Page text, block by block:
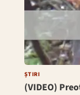
ȘTIRI
(VIDEO)